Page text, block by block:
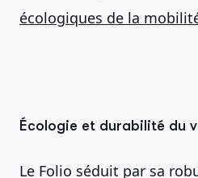
écologiques de la
Écologie et durabilité du
Le Folio séduit par sa